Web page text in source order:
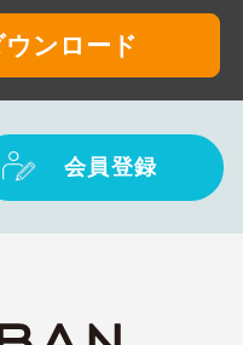
ンロード
会員登録